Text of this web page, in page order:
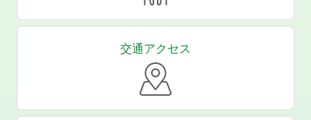
交通アクセス